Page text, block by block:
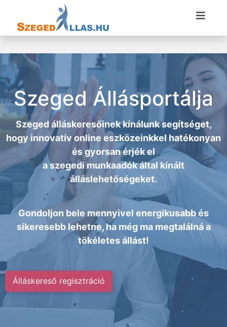
Szeged Állásportálja
Szeged álláskeresőinek kínálunk segítséget,
hogy innovatív online eszközeinkkel hatékonyan
és gyorsan érjék el
aszegedi munkaadókáltal kínált
álláslehetőségeket.
Gondoljon bele mennyivel energikusabb és
sikeresebb lehetne, ha még ma megtalálná a
tökéletes állást!
Álláskereső regisztráció